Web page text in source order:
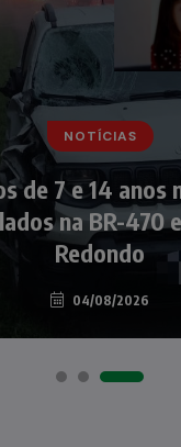
NOTÍCIAS
de 7 e 14 anos
na BR-470
Redondo
04/08/2026
NOTÍCIAS
leva o
Programa
07/08/2026